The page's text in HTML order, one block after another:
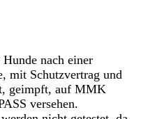
nach einer
mit Schutzvertrag und
geimpft, auf MMK
versehen.